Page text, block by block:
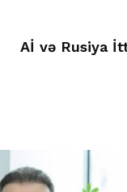
Aİ və Rusiya